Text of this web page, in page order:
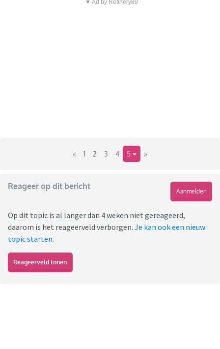
▼ Ad by Refinery89
« 1 2 3 4 5 »
Reageer op dit bericht
Aanmelden
Op dit topic is al langer dan 4 weken niet gereageerd,
daarom is het reageerveld verborgen. Je kan ook een nieuw
topic starten.
Reageerveld tonen